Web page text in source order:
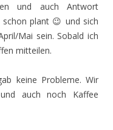
und auch Antwort
plant 😉 und sich
Mai sein. Sobald ich
mitteilen.
keine Probleme. Wir
auch noch Kaffee